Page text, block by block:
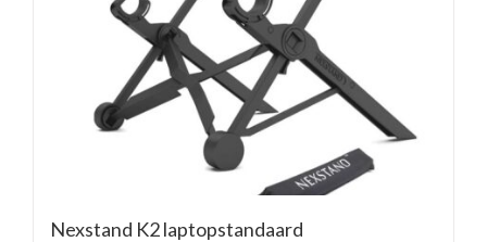
Nexstand K2 laptopstandaard